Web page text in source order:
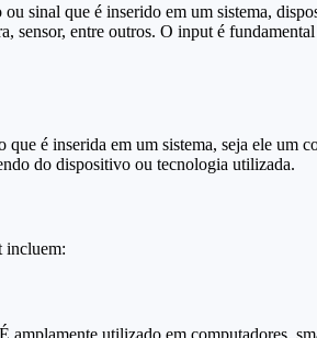
sinal que é inserido em um sistema,
entre outros. O input é fundamental
é inserida em um sistema, seja ele um
do dispositivo ou tecnologia utilizada.
incluem:
utilizado em computadores,